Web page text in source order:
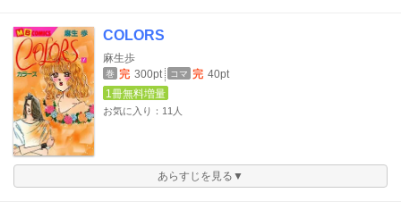
COLORS
麻生歩
巻 完 300pt コマ 完 40pt
1冊無料増量
お気に入り：11人
あらすじを見る▼